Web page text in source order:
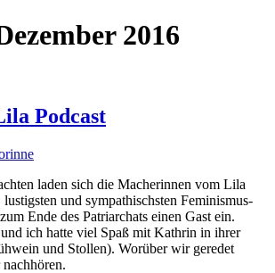
2016
Podcast
laden sich die Macherinnen vom Lila
lustigsten und sympathischsten Feminismus-
Ende des Patriarchats einen Gast ein.
ich hatte viel Spaß mit Kathrin in ihrer
und Stollen). Worüber wir geredet